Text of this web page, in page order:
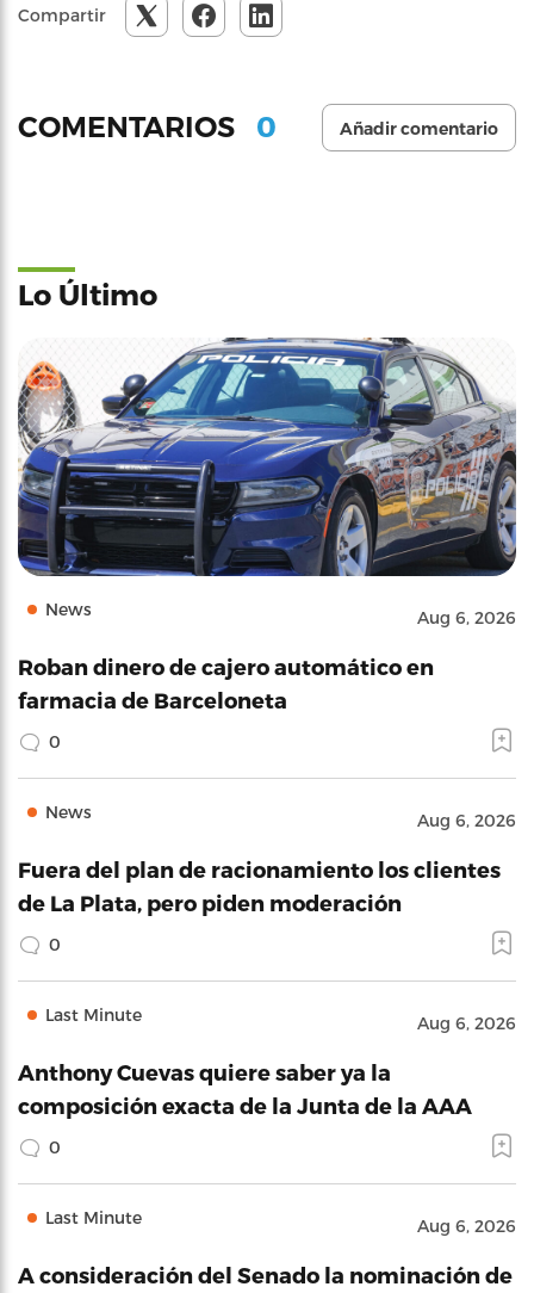
Compartir
COMENTARIOS 0 Añadir comentario
Lo Último
News Aug 6, 2026
Roban dinero de cajero automático en
farmacia de Barceloneta
0
News Aug 6, 2026
Fuera del plan de racionamiento los clientes
de La Plata, pero piden moderación
0
Last Minute Aug 6, 2026
Anthony Cuevas quiere saber ya la
composición exacta de la Junta de la AAA
0
Last Minute Aug 6, 2026
A consideración del Senado la nominación de